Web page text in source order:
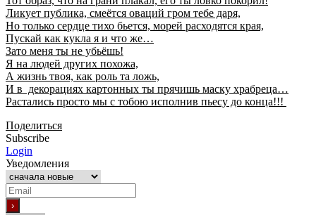
Ликует публика, смеётся оваций гром тебе даря,
Но только сердце тихо бьется, морей расходятся края,
Пускай как кукла я и что же…
Зато меня ты не убьёшь!
Я на людей других похожа,
А жизнь твоя, как роль та ложь,
И в декорациях картонных ты прячишь маску храбреца…
Растались просто мы с тобою исполнив пьесу до конца!!!
Поделиться
Subscribe
Login
Уведомления